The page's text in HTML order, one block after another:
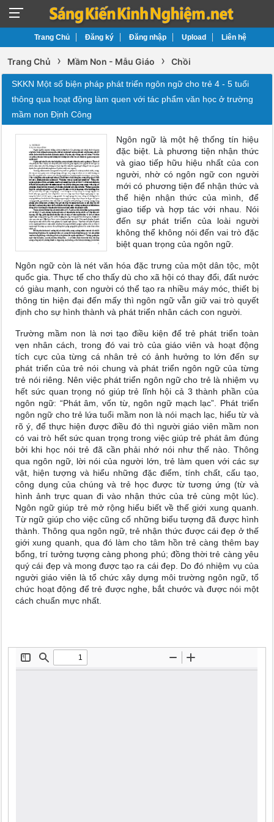
Trang Chủ Đăng ký Đăng nhập Upload Liên hệ
Trang Chủ › Mầm Non - Mẫu Giáo › Chồi
SKKN Một số biện pháp phát triển ngôn ngữ cho trẻ 4 - 5 tuổi
thông qua hoạt động làm quen với tác phẩm văn học ở trường
mầm non Định Công
Ngôn ngữ là một hệ thống tín hiệu
đặc biệt. Là phương tiện nhận thức
và giao tiếp hữu hiệu nhất của con
người, nhờ có ngôn ngữ con người
mới có phương tiện để nhận thức và
thể hiện nhận thức của mình, để
giao tiếp và hợp tác với nhau. Nói
đến sự phát triển của loài người
không thể không nói đến vai trò đặc
biệt quan trọng của ngôn ngữ.
Ngôn ngữ còn là nét văn hóa đặc trưng của một dân tộc, một
quốc gia. Thực tế cho thấy dù cho xã hội có thay đổi, đất nước
có giàu mạnh, con người có thể tạo ra nhiều máy móc, thiết bị
thông tin hiện đại đến mấy thì ngôn ngữ vẫn giữ vai trò quyết
định cho sự hình thành và phát triển nhân cách con người.
Trường mầm non là nơi tạo điều kiện để trẻ phát triển toàn
vẹn nhân cách, trong đó vai trò của giáo viên và hoạt động
tích cực của từng cá nhân trẻ có ảnh hưởng to lớn đến sự
phát triển của trẻ nói chung và phát triển ngôn ngữ của từng
trẻ nói riêng. Nên việc phát triển ngôn ngữ cho trẻ là nhiệm vụ
hết sức quan trọng nó giúp trẻ lĩnh hội cả 3 thành phần của
ngôn ngữ: “Phát âm, vốn từ, ngôn ngữ mạch lạc”. Phát triển
ngôn ngữ cho trẻ lứa tuổi mầm non là nói mạch lạc, hiểu từ và
rõ ý, để thực hiện được điều đó thì người giáo viên mầm non
có vai trò hết sức quan trọng trong việc giúp trẻ phát âm đúng
bởi khi học nói trẻ đã cần phải nhớ nói như thế nào. Thông
qua ngôn ngữ, lời nói của người lớn, trẻ làm quen với các sự
vật, hiện tượng và hiểu những đặc điểm, tính chất, cấu tạo,
công dụng của chúng và trẻ học được từ tương ứng (từ và
hình ảnh trực quan đi vào nhận thức của trẻ cùng một lúc).
Ngôn ngữ giúp trẻ mở rộng hiểu biết về thế giới xung quanh.
Từ ngữ giúp cho việc cũng cố những biểu tượng đã được hình
thành. Thông qua ngôn ngữ, trẻ nhận thức được cái đẹp ở thế
giới xung quanh, qua đó làm cho tâm hồn trẻ càng thêm bay
bổng, trí tưởng tượng càng phong phú; đồng thời trẻ càng yêu
quý cái đẹp và mong được tạo ra cái đẹp. Do đó nhiệm vụ của
người giáo viên là tổ chức xây dựng môi trường ngôn ngữ, tổ
chức hoạt động để trẻ được nghe, bắt chước và được nói một
cách chuẩn mực nhất.